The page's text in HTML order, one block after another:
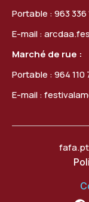
Portable : 963 336
E-mail :
Marché de rue :
Portable : 964 110
E-mail :
fafa.pt